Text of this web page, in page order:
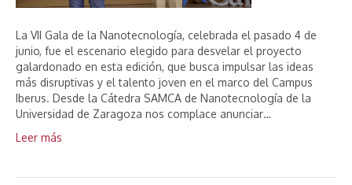
La VII Gala de la Nanotecnología, celebrada el pasado 4 de
junio, fue el escenario elegido para desvelar el proyecto
galardonado en esta edición, que busca impulsar las ideas
más disruptivas y el talento joven en el marco del Campus
Iberus. Desde la Cátedra SAMCA de Nanotecnología de la
Universidad de Zaragoza nos complace anunciar…
Leer más